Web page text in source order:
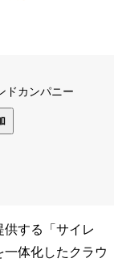
ドカンパニー
する「サイレ
体化したクラウ